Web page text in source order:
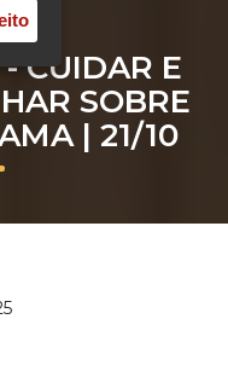
CUIDAR E
SOBRE
| 21/10